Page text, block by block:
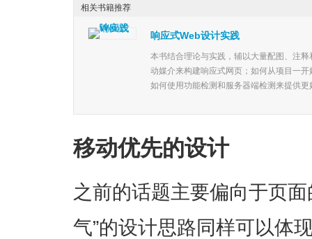
响应式Web设计实践
本书结合理论与实践，辅以大量配图、注
动媒介来构建响应式网页；如何从项目一
如何使用功能检测和服务器端检测来提供更
相关书籍推荐
移动优先的设计
之前的话题主要偏向于页
气”的设计思路同样可以体